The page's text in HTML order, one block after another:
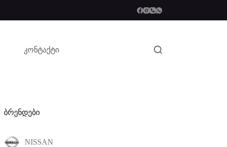
კონტაქტი
ბრენდები
NISSAN